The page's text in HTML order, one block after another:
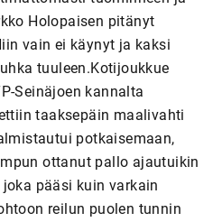
Holopaisen pitänyt
vain ei käynyt ja kaksi
tuuleen.Kotijoukkue
Seinäjoen kannalta
taaksepäin maalivahti
potkaisemaan,
ottanut pallo ajautuikin
pääsi kuin varkain
reilun puolen tunnin